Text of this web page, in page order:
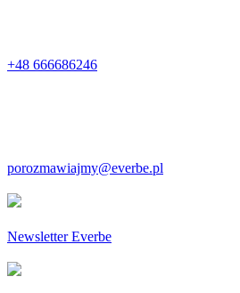
+48 666686246
porozmawiajmy@everbe.pl
Newsletter Everbe